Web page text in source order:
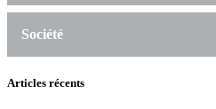
Société
Articles récents